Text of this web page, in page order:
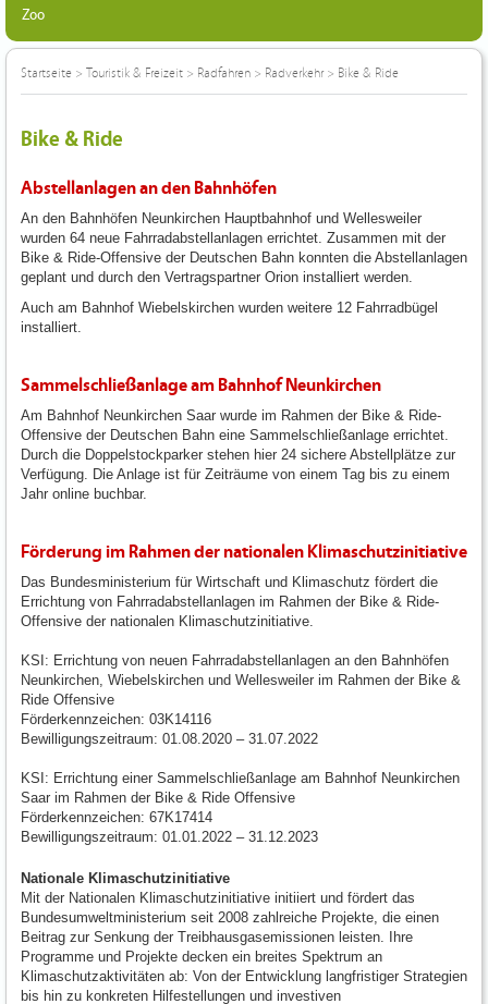
Zoo
Startseite > Touristik & Freizeit > Radfahren > Radverkehr> Bike & Ride
Bike & Ride
Abstellanlagen an den Bahnhöfen
An den Bahnhöfen Neunkirchen Hauptbahnhof und Wellesweiler
wurden 64 neue Fahrradabstellanlagen errichtet. Zusammen mit der
Bike & Ride-Offensive der Deutschen Bahn konnten die Abstellanlagen
geplant und durch den Vertragspartner Orion installiert werden.
Auch am Bahnhof Wiebelskirchen wurden weitere 12 Fahrradbügel
installiert.
Sammelschließanlage am Bahnhof Neunkirchen
Am Bahnhof Neunkirchen Saar wurde im Rahmen der Bike & Ride-
Offensive der Deutschen Bahn eine Sammelschließanlage errichtet.
Durch die Doppelstockparker stehen hier 24 sichere Abstellplätze zur
Verfügung. Die Anlage ist für Zeiträume von einem Tag bis zu einem
Jahr online buchbar.
Förderung im Rahmen der nationalen Klimaschutzinitiative
Das Bundesministerium für Wirtschaft und Klimaschutz fördert die
Errichtung von Fahrradabstellanlagen im Rahmen der Bike & Ride-
Offensive der nationalen Klimaschutzinitiative.
KSI: Errichtung von neuen Fahrradabstellanlagen an den Bahnhöfen
Neunkirchen, Wiebelskirchen und Wellesweiler im Rahmen der Bike &
Ride Offensive
Förderkennzeichen: 03K14116
Bewilligungszeitraum: 01.08.2020 – 31.07.2022
KSI: Errichtung einer Sammelschließanlage am Bahnhof Neunkirchen
Saar im Rahmen der Bike & Ride Offensive
Förderkennzeichen: 67K17414
Bewilligungszeitraum: 01.01.2022 – 31.12.2023
Nationale Klimaschutzinitiative
Mit der Nationalen Klimaschutzinitiative initiiert und fördert das
Bundesumweltministerium seit 2008 zahlreiche Projekte, die einen
Beitrag zur Senkung der Treibhausgasemissionen leisten. Ihre
Programme und Projekte decken ein breites Spektrum an
Klimaschutzaktivitäten ab: Von der Entwicklung langfristiger Strategien
bis hin zu konkreten Hilfestellungen und investiven